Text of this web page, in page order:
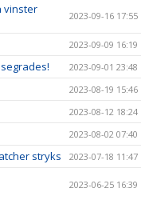
vinster
2023-09-16 17:55
2023-09-09 16:19
2023-09-01 23:48
2023-08-19 15:46
2023-08-12 18:24
2023-08-02 07:40
stryks 2023-07-18 11:47
2023-06-25 16:39